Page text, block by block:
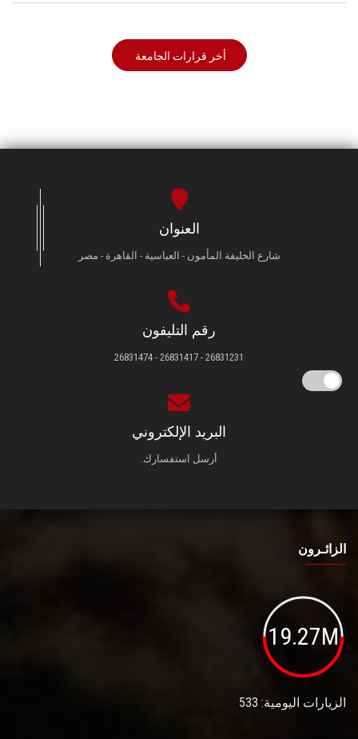
أخر قرارات الجامعة
العنوان
شارع الخليفة المأمون - العباسية - القاهرة - مصر
رقم التليفون
26831231 - 26831417 - 26831474
البريد الإلكتروني
أرسل استفسارك.
الزائـرون
19.27M
الزيارات اليومية: 533